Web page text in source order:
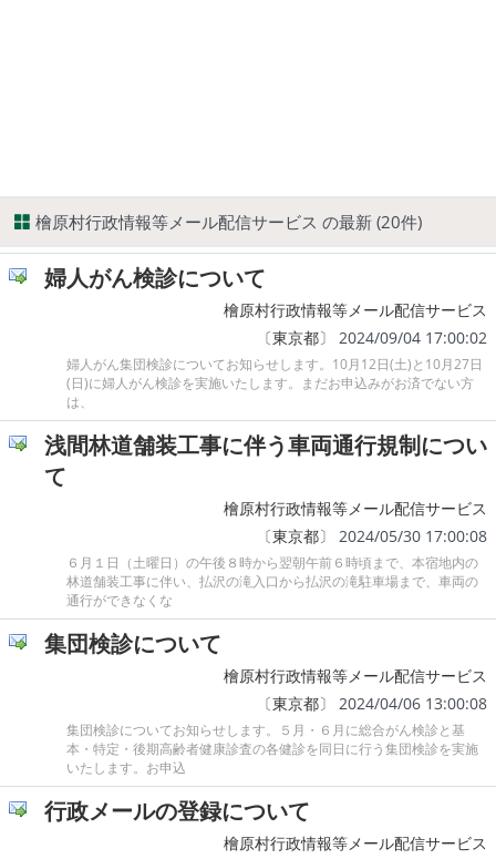
檜原村行政情報等メール配信サービス の最新 (20件)
婦人がん検診について
檜原村行政情報等メール配信サービス
〔東京都〕 2024/09/04 17:00:02
婦人がん集団検診についてお知らせします。10月12日(土)と10月27日
(日)に婦人がん検診を実施いたします。まだお申込みがお済でない方
は、
浅間林道舗装工事に伴う車両通行規制につい
て
檜原村行政情報等メール配信サービス
〔東京都〕 2024/05/30 17:00:08
６月１日（土曜日）の午後８時から翌朝午前６時頃まで、本宿地内の
林道舗装工事に伴い、払沢の滝入口から払沢の滝駐車場まで、車両の
通行ができなくな
集団検診について
檜原村行政情報等メール配信サービス
〔東京都〕 2024/04/06 13:00:08
集団検診についてお知らせします。５月・６月に総合がん検診と基
本・特定・後期高齢者健康診査の各健診を同日に行う集団検診を実施
いたします。お申込
行政メールの登録について
檜原村行政情報等メール配信サービス